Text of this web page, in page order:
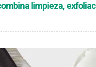
limpieza,